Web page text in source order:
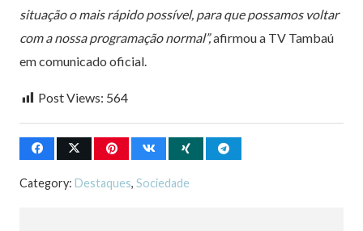
situação o mais rápido possível, para que possamos voltar
com a nossa programação normal”,afirmou a TV Tambaú
em comunicado oficial.
Post Views: 564
Category: Destaques, Sociedade